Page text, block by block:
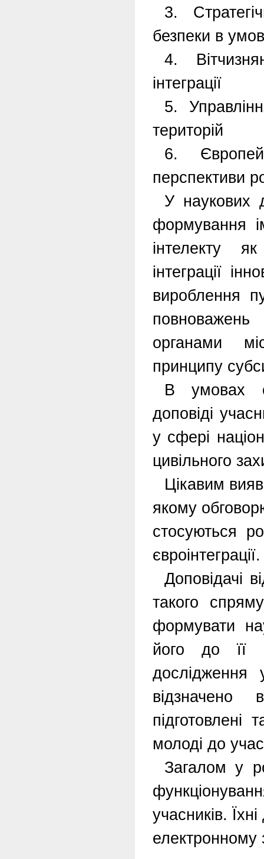
3.
безпеки в
4.
інтеграції
5.
територій
6.
перспективи
У наукових
формування
інтелекту
інтеграції
вироблення
органами
принципу
В умовах
доповіді
у сфері
цивільного
Цікавим
якому
стосуються
Доповідачі
такого
формувати
його до її
дослідження
відзначено
підготовлені
молоді до
Загалом у
учасників.
електронному